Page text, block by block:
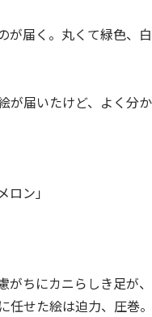
が届く。丸くて緑色、
届いたけど、よく分か
ン」
がちにカニらしき足が
せた絵は迫力、圧巻。